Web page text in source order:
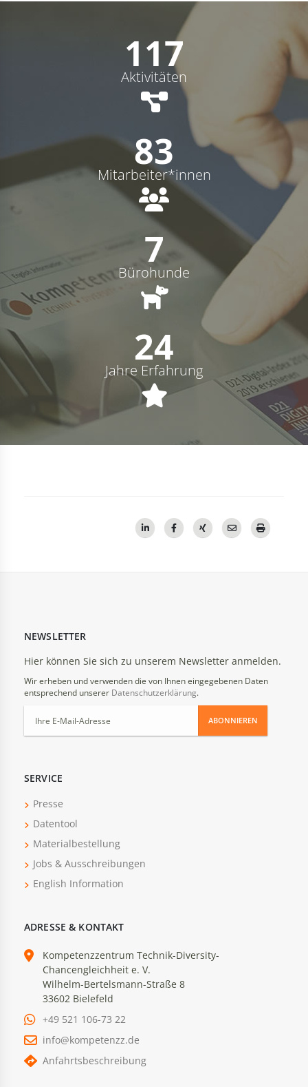
117
Aktivitäten
83
Mitarbeiter*innen
7
Bürohunde
25
Jahre Erfahrung
NEWSLETTER
Hier können Sie sich zu unserem Newsletter anmelden.
Wir erheben und verwenden die von Ihnen eingegebenen Daten
entsprechend unserer Datenschutzerklärung.
ABONNIEREN
SERVICE
Presse
Datentool
Materialbestellung
Jobs & Ausschreibungen
English Information
ADRESSE & KONTAKT
Kompetenzzentrum Technik-Diversity-
Chancengleichheit e. V.
Wilhelm-Bertelsmann-Straße 8
33602 Bielefeld
+49 521 106-73 22
info@kompetenzz.de
Anfahrtsbeschreibung